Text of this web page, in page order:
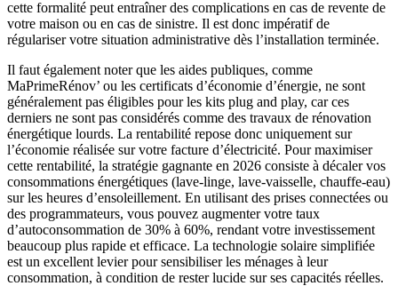
cette formalité peut entraîner des complications en cas de revente de
votre maison ou en cas de sinistre. Il est donc impératif de
régulariser votre situation administrative dès l’installation terminée.
Il faut également noter que les aides publiques, comme
MaPrimeRénov’ ou les certificats d’économie d’énergie, ne sont
généralement pas éligibles pour les kits plug and play, car ces
derniers ne sont pas considérés comme des travaux de rénovation
énergétique lourds. La rentabilité repose donc uniquement sur
l’économie réalisée sur votre facture d’électricité. Pour maximiser
cette rentabilité, la stratégie gagnante en 2026 consiste à décaler vos
consommations énergétiques (lave-linge, lave-vaisselle, chauffe-eau)
sur les heures d’ensoleillement. En utilisant des prises connectées ou
des programmateurs, vous pouvez augmenter votre taux
d’autoconsommation de 30% à 60%, rendant votre investissement
beaucoup plus rapide et efficace. La technologie solaire simplifiée
est un excellent levier pour sensibiliser les ménages à leur
consommation, à condition de rester lucide sur ses capacités réelles.